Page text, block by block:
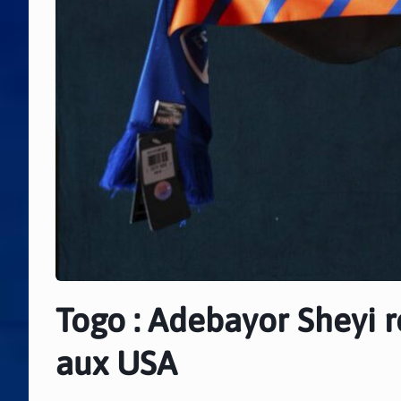
Togo : Adebayor Sheyi
aux USA